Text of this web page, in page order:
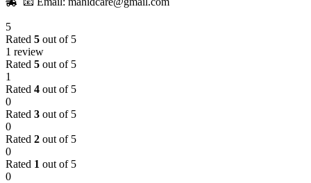
5
Rated 5 out of 5
1 review
Rated 5 out of 5
1
Rated 4 out of 5
0
Rated 3 out of 5
0
Rated 2 out of 5
0
Rated 1 out of 5
0